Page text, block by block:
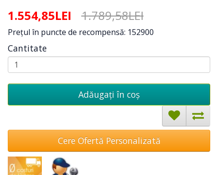
1.554,85LEI 1.789,58LEI
Preţul în puncte de recompensă: 152900
Cantitate
Adăugați în coş
Cere Ofertă Personalizată